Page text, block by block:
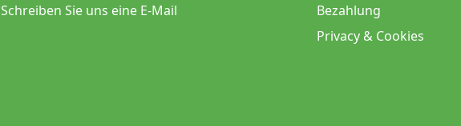
Schreiben Sie uns eine E-Mail
Bezahlung
Privacy & Cookies